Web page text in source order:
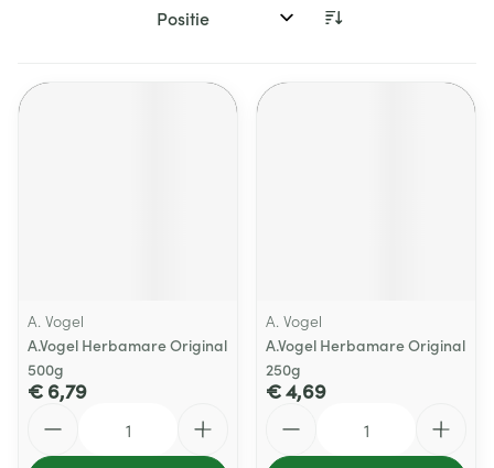
Sorteer op:
A. Vogel
A.Vogel Herbamare Original
500g
€ 6,79
A. Vogel
A.Vogel Herbamare Original
250g
€ 4,69